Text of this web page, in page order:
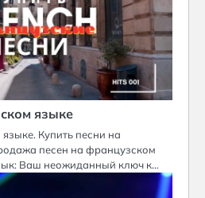
языке
Купить песни на
песен на французском
Ваш неожиданный ключ к…